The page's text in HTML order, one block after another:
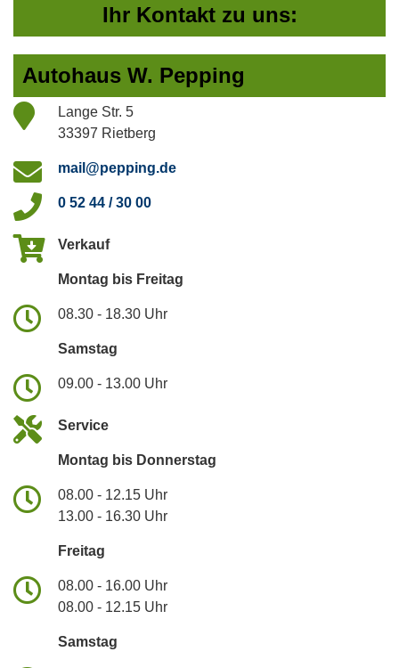
Ihr Kontakt zu uns:
Autohaus W. Pepping
Lange Str. 5
33397 Rietberg
mail@pepping.de
0 52 44 / 30 00
Verkauf
Montag bis Freitag
08.30 - 18.30 Uhr
Samstag
09.00 - 13.00 Uhr
Service
Montag bis Donnerstag
08.00 - 12.15 Uhr
13.00 - 16.30 Uhr
Freitag
08.00 - 16.00 Uhr
08.00 - 12.15 Uhr
Samstag